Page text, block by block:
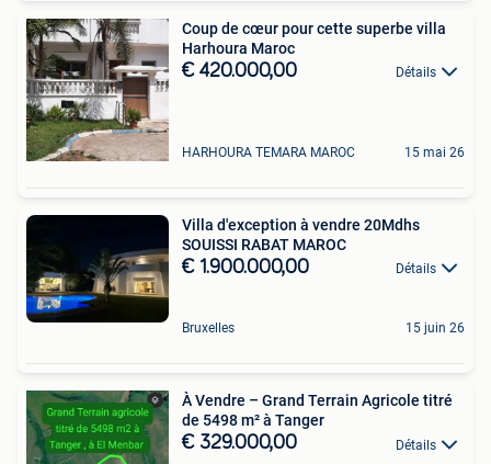
Coup de cœur pour cette superbe villa
Harhoura Maroc
€ 420.000,00 Détails
HARHOURA TEMARA MAROC 15 mai 26
Villa d'exception à vendre 20Mdhs
SOUISSI RABAT MAROC
€ 1.900.000,00 Détails
Bruxelles 15 juin 26
À Vendre – Grand Terrain Agricole titré
de 5498 m² à Tanger
€ 329.000,00 Détails